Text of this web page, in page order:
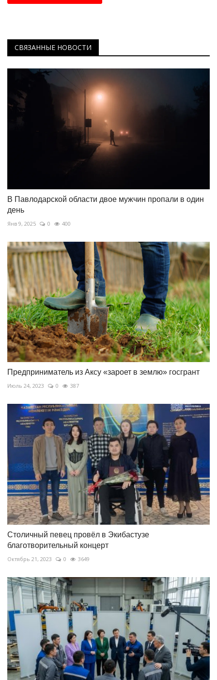
СВЯЗАННЫЕ НОВОСТИ
В Павлодарской области двое мужчин пропали в один
день
Янв 9, 2025 0 400
Предприниматель из Аксу «зароет в землю» госгрант
Июль 24, 2023 0 387
Столичный певец провёл в Экибастузе
благотворительный концерт
Октябрь 21, 2023 0 3649